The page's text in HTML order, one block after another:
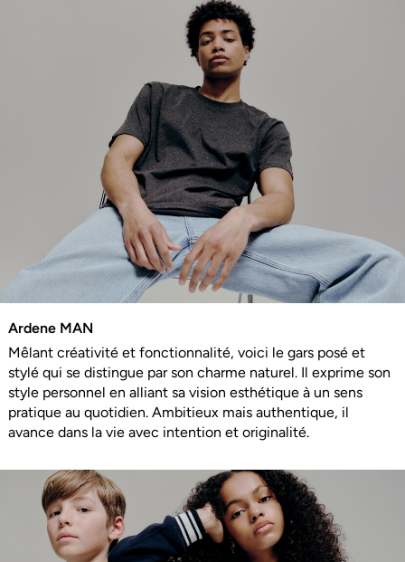
Ardene MAN
Mêlant créativité et fonctionnalité, voici le gars posé et
stylé qui se distingue par son charme naturel. Il exprime son
style personnel en alliant sa vision esthétique à un sens
pratique au quotidien. Ambitieux mais authentique, il
avance dans la vie avec intention et originalité.